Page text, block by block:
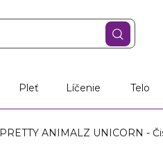
Pleť Líčenie Telo
PRETTY ANIMALZ UNICORN -